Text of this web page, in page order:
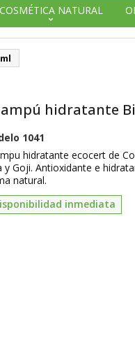
COSMÉTICA NATURAL
hidratante
1041
hidratante ecocert de
y Goji. Antioxidante e
natural.
inmediata